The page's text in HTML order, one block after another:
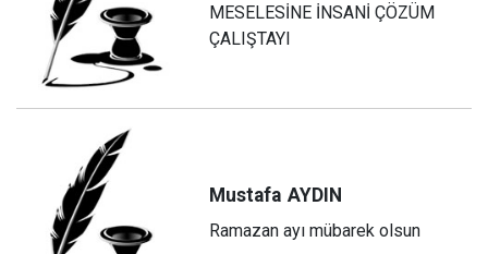
MESELESİNE İNSANİ ÇÖZÜM
ÇALIŞTAYI
Mustafa AYDIN
Ramazan ayı mübarek olsun